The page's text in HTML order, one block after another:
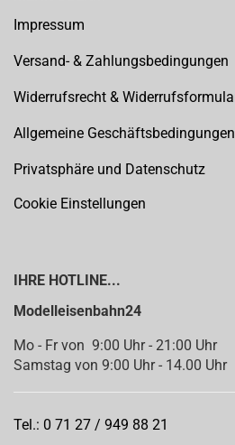
Impressum
Versand- & Zahlungsbedingungen
Widerrufsrecht &
Allgemeine Geschäftsbedingungen
Privatsphäre und Datenschutz
Cookie Einstellungen
IHRE HOTLINE...
Modelleisenbahn24
Mo - Fr von 9:00 Uhr - 21:00 Uhr
Samstag von 9:00 Uhr - 14.00 Uhr
Tel.: 0 71 27 / 949 88 21